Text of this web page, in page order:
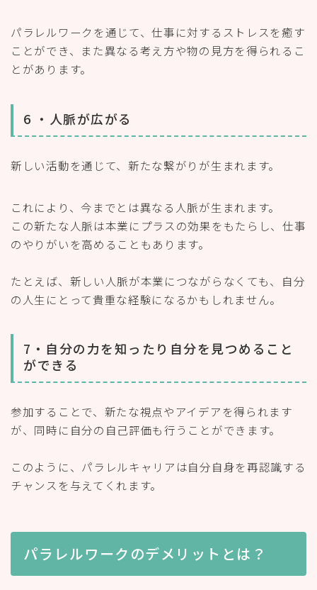
パラレルワークを通じて、仕事に対するストレスを癒す
ことができ、また異なる考え方や物の見方を得られるこ
とがあります。
6 ・人脈が広がる
新しい活動を通じて、新たな繋がりが生まれます。
これにより、今までとは異なる人脈が生まれます。
この新たな人脈は本業にプラスの効果をもたらし、仕事
のやりがいを高めることもあります。
たとえば、新しい人脈が本業につながらなくても、自分
の人生にとって貴重な経験になるかもしれません。
7・自分の力を知ったり自分を見つめること
ができる
参加することで、新たな視点やアイデアを得られます
が、同時に自分の自己評価も行うことができます。
このように、パラレルキャリアは自分自身を再認識する
チャンスを与えてくれます。
パラレルワークのデメリットとは？